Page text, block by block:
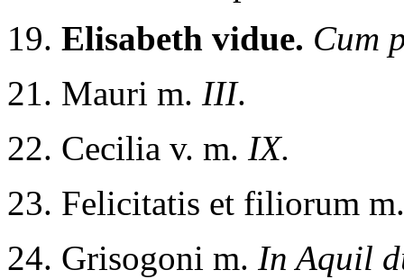
19. Elisabeth vidue. Cum
21. Mauri m. III.
22. Cecilia v. m. IX.
23. Felicitatis et filiorum
24. Grisogoni m. In Aquil